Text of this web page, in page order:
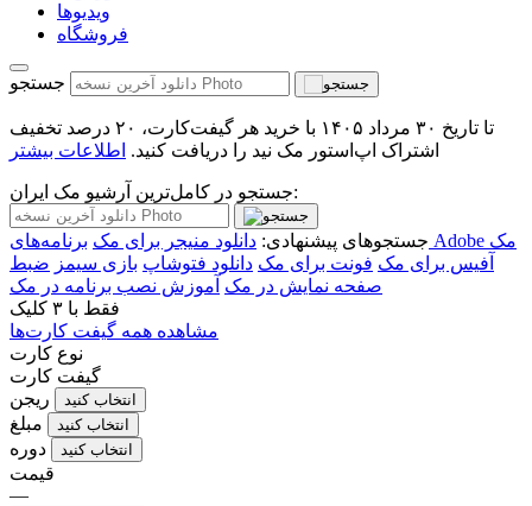
ویدیو‌ها
فروشگاه
جستجو
تا تاریخ ۳۰ مرداد ۱۴۰۵ با خرید هر گیفت‌کارت، ۲۰ درصد تخفیف
اشتراک اپ‌استور مک نید را دریافت کنید. اطلاعات بیشتر
جستجو در کامل‌ترین آرشیو مک ایران:
جستجوهای پیشنهادی: دانلود منیجر برای مک
برنامه‌های Adobe مک
آفیس برای مک فونت برای مک دانلود فتوشاپ بازی سیمز ضبط
صفحه نمایش در مک آموزش نصب برنامه در مک
فقط با ۳ کلیک
مشاهده همه گیفت کارت‌ها
نوع کارت
گیفت کارت
ریجن
انتخاب کنید
مبلغ انتخاب کنید
دوره انتخاب کنید
قیمت
—